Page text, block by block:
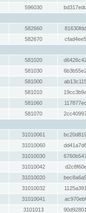
596030
582660
582670
581020
581030
581000
581010
581060
581070
31010061
31010060
31010030
31010042
31010020
31010032
31010041
3101013